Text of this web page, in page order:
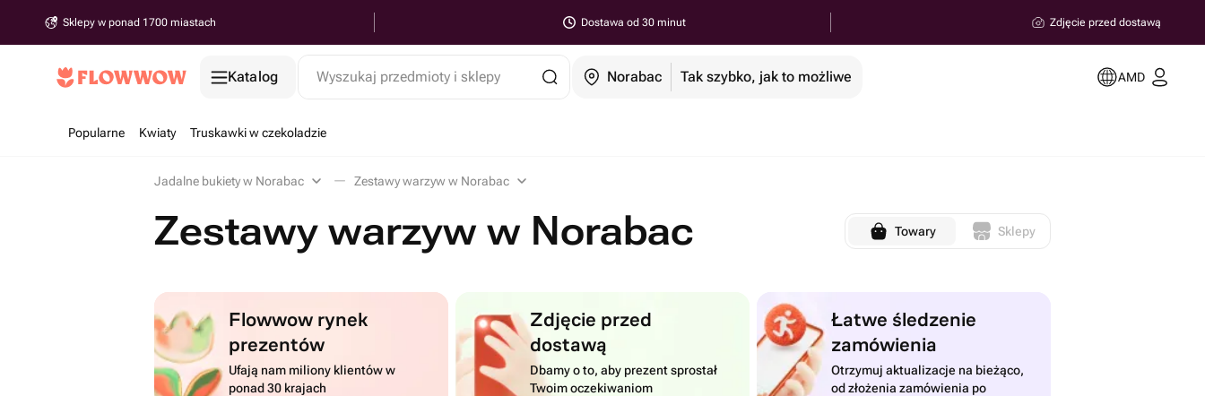
Sklepy w ponad 1700 miastach Dostawa od 30 minut Zdjęcie przed dostawą
Katalog Wyszukaj przedmioty i sklepy Norabac Tak szybko, jak to możliwe AMD
Popularne Kwiaty Truskawki w czekoladzie
Jadalne bukiety w Norabac Zestawy warzyw w Norabac
Zestawy warzyw w Norabac Towary Sklepy
Flowwow rynek
prezentów
Ufają nam miliony klientów w
ponad 30 krajach
Zdjęcie przed
dostawą
Dbamy o to, aby prezent sprostał
Twoim oczekiwaniom
Łatwe śledzenie
zamówienia
Otrzymuj aktualizacje na bieżąco,
od złożenia zamówienia po